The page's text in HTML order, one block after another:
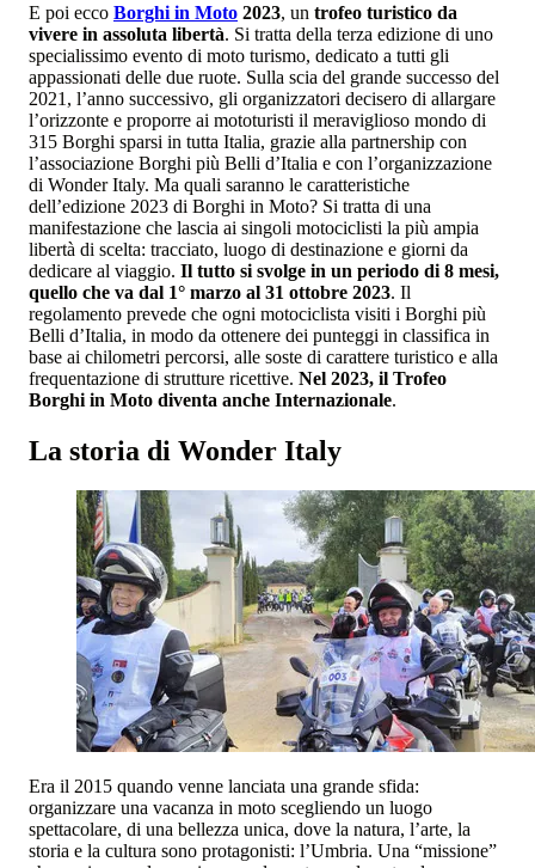
E poi ecco Borghi in Moto 2023, un trofeo turistico da
vivere in assoluta libertà. Si tratta della terza edizione di uno
specialissimo evento di moto turismo, dedicato a tutti gli
appassionati delle due ruote. Sulla scia del grande successo del
2021, l’anno successivo, gli organizzatori decisero di allargare
l’orizzonte e proporre ai mototuristi il meraviglioso mondo di
315 Borghi sparsi in tutta Italia, grazie alla partnership con
l’associazione Borghi più Belli d’Italia e con l’organizzazione
di Wonder Italy. Ma quali saranno le caratteristiche
dell’edizione 2023 di Borghi in Moto? Si tratta di una
manifestazione che lascia ai singoli motociclisti la più ampia
libertà di scelta: tracciato, luogo di destinazione e giorni da
dedicare al viaggio. Il tutto si svolge in un periodo di 8 mesi,
quello che va dal 1° marzo al 31 ottobre 2023. Il
regolamento prevede che ogni motociclista visiti i Borghi più
Belli d’Italia, in modo da ottenere dei punteggi in classifica in
base ai chilometri percorsi, alle soste di carattere turistico e alla
frequentazione di strutture ricettive. Nel 2023, il Trofeo
Borghi in Moto diventa anche Internazionale.
La storia di Wonder Italy
Era il 2015 quando venne lanciata una grande sfida:
organizzare una vacanza in moto scegliendo un luogo
spettacolare, di una bellezza unica, dove la natura, l’arte, la
storia e la cultura sono protagonisti: l’Umbria. Una “missione”